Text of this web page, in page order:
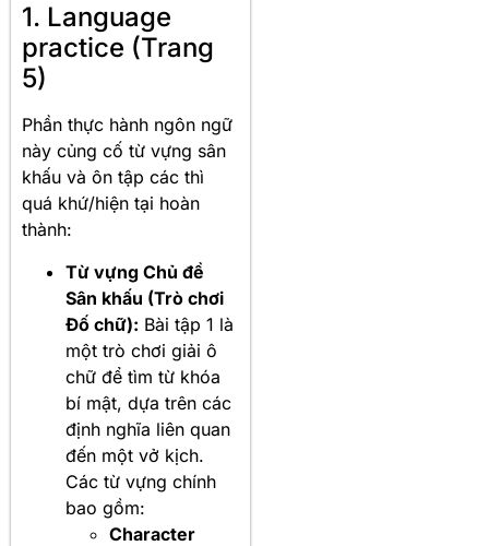
1. Language
practice (Trang
5)
Phần thực hành ngôn ngữ
này củng cố từ vựng sân
khấu và ôn tập các thì
quá khứ/hiện tại hoàn
thành:
Từ vựng Chủ đề
Sân khấu (Trò chơi
Đố chữ): Bài tập 1 là
một trò chơi giải ô
chữ để tìm từ khóa
bí mật, dựa trên các
định nghĩa liên quan
đến một vở kịch.
Các từ vựng chính
bao gồm:
Character